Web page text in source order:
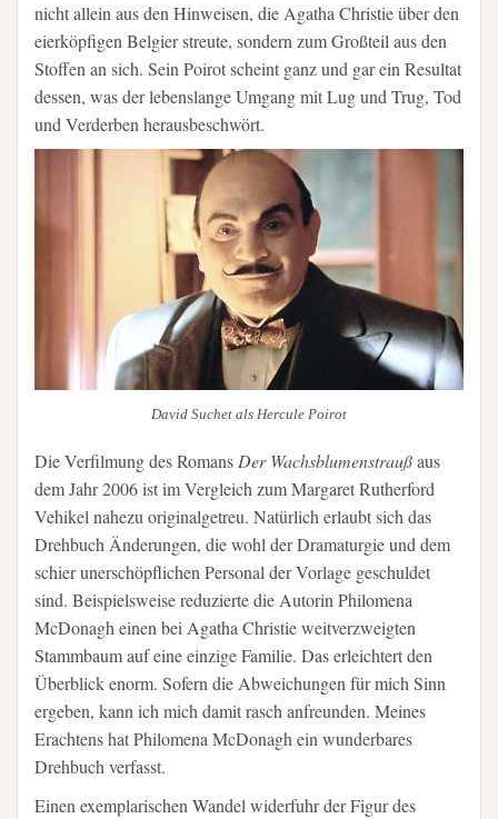
nicht allein aus den Hinweisen, die Agatha Christie über den
eierköpfigen Belgier streute, sondern zum Großteil aus den
Stoffen an sich. Sein Poirot scheint ganz und gar ein Resultat
dessen, was der lebenslange Umgang mit Lug und Trug, Tod
und Verderben herausbeschwört.
David Suchet als Hercule Poirot
Die Verfilmung des RomansDer Wachsblumenstraußaus
dem Jahr 2006 ist im Vergleich zum Margaret Rutherford
Vehikel nahezu originalgetreu. Natürlich erlaubt sich das
Drehbuch Änderungen, die wohl der Dramaturgie und dem
schier unerschöpflichen Personal der Vorlage geschuldet
sind. Beispielsweise reduzierte die Autorin Philomena
McDonagh einen bei Agatha Christie weitverzweigten
Stammbaum auf eine einzige Familie. Das erleichtert den
Überblick enorm. Sofern die Abweichungen für mich Sinn
ergeben, kann ich mich damit rasch anfreunden. Meines
Erachtens hat Philomena McDonagh ein wunderbares
Drehbuch verfasst.
Einen exemplarischen Wandel widerfuhr der Figur des